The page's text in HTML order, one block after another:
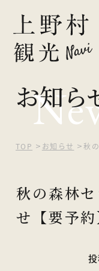
ピックア
観光す
自然を
泊まる
お知ら
TOP お知らせ 秋
秋の森林
せ【要予約